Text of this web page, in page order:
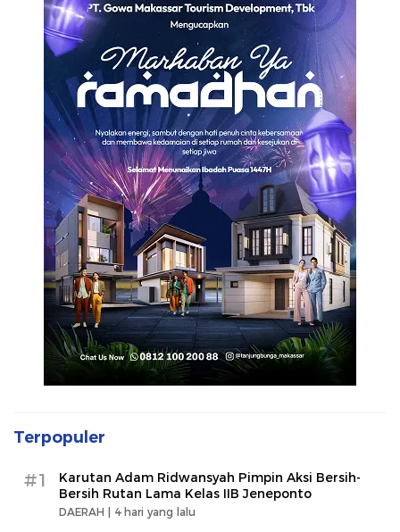
Terpopuler
#1
Karutan Adam Ridwansyah Pimpin Aksi Bersih-
Bersih Rutan Lama Kelas IIB Jeneponto
DAERAH | 4 hari yang lalu